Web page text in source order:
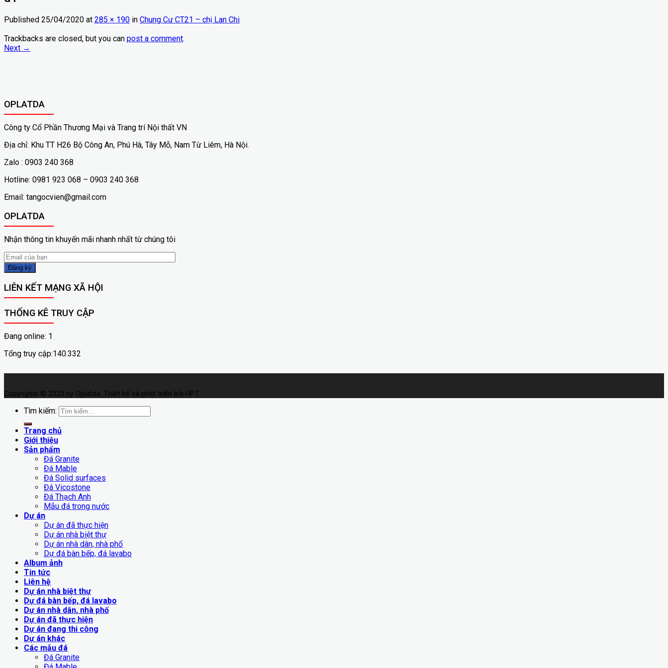
Published 25/04/2020 at 285 × 190 in Chung Cư CT21 – chị Lan Chi
Trackbacks are closed, but you can post a comment.
Next →
OPLATDA
Công ty Cổ Phần Thương Mại và Trang trí Nội thất VN
Địa chỉ: Khu TT H26 Bộ Công An, Phú Hà, Tây Mỗ, Nam Từ Liêm, Hà Nội.
Zalo : 0903 240 368
Hotline: 0981 923 068 – 0903 240 368
Email: tangocvien@gmail.com
OPLATDA
Nhận thông tin khuyến mãi nhanh nhất từ chúng tôi
LIÊN KẾT MẠNG XÃ HỘI
THỐNG KÊ TRUY CẬP
Đang online: 1
Tổng truy cập:140.332
Copyrights © 2020 by Oplatda. Thiết kế và phát triển bởi HPT
Tìm kiếm:
Trang chủ
Giới thiệu
Sản phẩm
Đá Granite
Đá Mable
Đá Solid surfaces
Đá Vicostone
Đá Thạch Anh
Mẫu đá trong nước
Dự án
Dự án đã thực hiện
Dự án nhà biệt thự
Dự án nhà dân, nhà phố
Dự đá bàn bếp, đá lavabo
Album ảnh
Tin tức
Liên hệ
Dự án nhà biệt thự
Dự đá bàn bếp, đá lavabo
Dự án nhà dân, nhà phố
Dự án đã thực hiện
Dự án đang thi công
Dự án khác
Các mẫu đá
Đá Granite